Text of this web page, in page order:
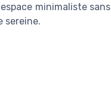
minimaliste sans
sereine.